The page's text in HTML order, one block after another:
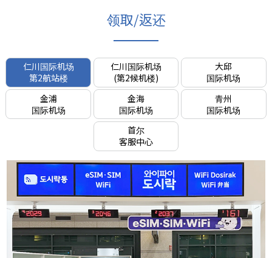
领取/返还
仁川国际机场
第2航站楼
仁川国际机场
(第2候机楼)
大邱
国际机场
金浦
国际机场
金海
国际机场
青州
国际机场
首尔
客服中心